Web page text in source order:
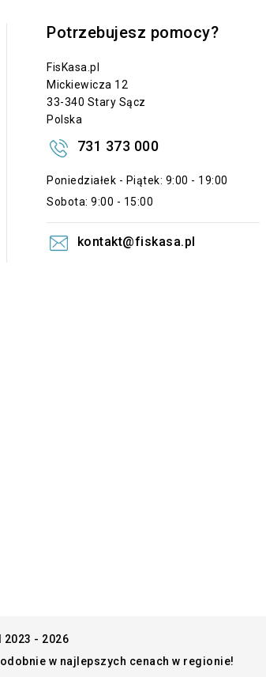
Potrzebujesz pomocy?
FisKasa.pl
Mickiewicza 12
33-340 Stary Sącz
Polska
731 373 000
Poniedziałek - Piątek: 9:00 - 19:00
Sobota: 9:00 - 15:00
kontakt@fiskasa.pl
2023 - 2026
w najlepszych cenach w regionie!